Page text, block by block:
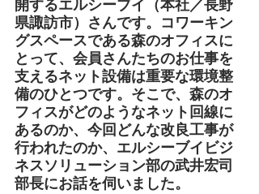
開するエルシーブイ（本社／長野
県諏訪市）さんです。コワーキン
グスペースである森のオフィスに
とって、会員さんたちのお仕事を
支えるネット設備は重要な環境整
備のひとつです。そこで、森のオ
フィスがどのようなネット回線に
あるのか、今回どんな改良工事が
行われたのか、エルシーブイビジ
ネスソリューション部の武井宏司
部長にお話を伺いました。